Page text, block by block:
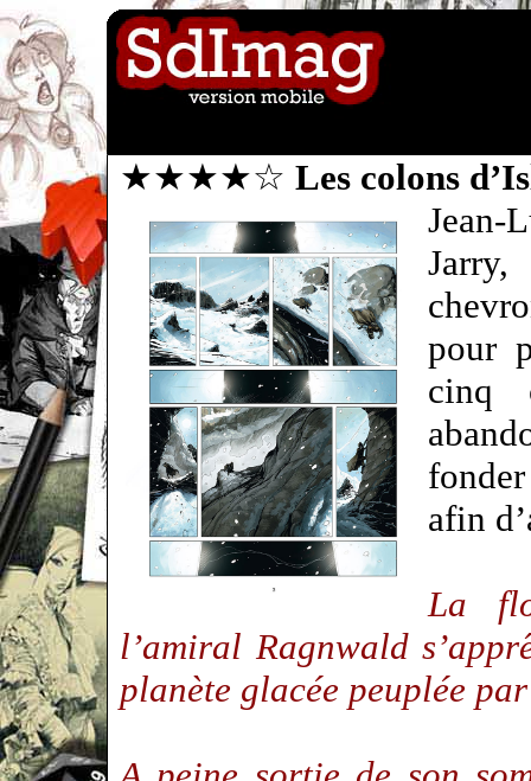
★★★★☆ Les colons
Jarry,
pour
cinq
afin
La
l’amiral Ragnwald
planète glacée peuplée